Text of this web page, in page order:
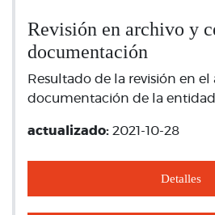
Revisión en archivo y
documentación
Resultado de la revisión en
documentación de la entidad
actualizado: 2021-10-28
Detalles